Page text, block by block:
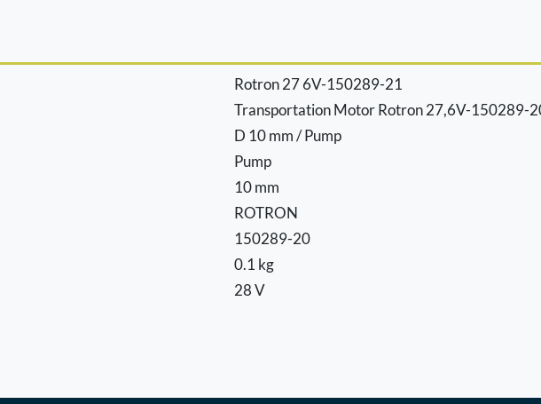
Rotron 27 6V-150289-21
Transportation Motor Rotron 27,6V-150289-
D 10 mm / Pump
Pump
10 mm
ROTRON
150289-20
0.1 kg
28 V